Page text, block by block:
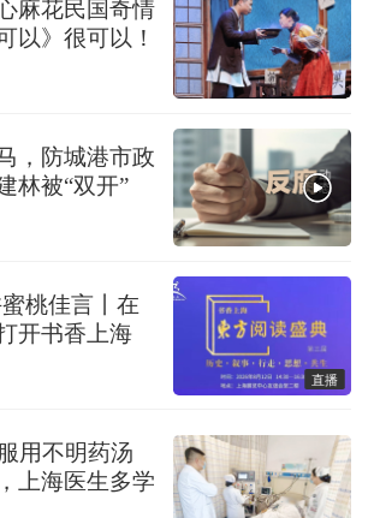
麻花民国奇情
以》很可以！
，防城港市政
林被“双开”
蜜桃佳言丨在
开书香上海
直播
用不明药汤
上海医生多学